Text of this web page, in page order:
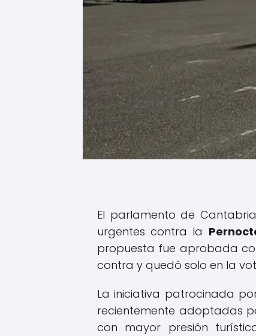
El parlamento de
urgentes contra la
propuesta fue aprobada
contra y quedó solo en la
La iniciativa patrocinada
recientemente adoptadas
con mayor presión